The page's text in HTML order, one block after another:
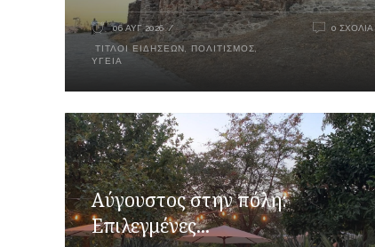
06 ΑΥΓ 2026
ΤΊΤΛΟΙ ΕΙΔΉΣΕΩΝ ΠΟΛΙΤΙΣΜΌΣ ,
ΥΓΕΊΑ
0 ΣΧΌΛΙΑ
Αύγουστος στην πόλη:
Επιλεγμένες...